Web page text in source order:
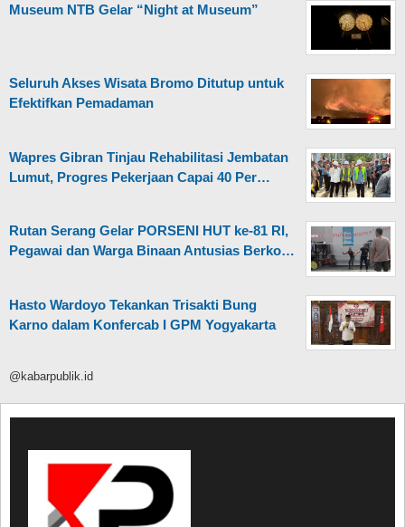
Museum NTB Gelar “Night at Museum”
Seluruh Akses Wisata Bromo Ditutup untuk
Efektifkan Pemadaman
Wapres Gibran Tinjau Rehabilitasi Jembatan
Lumut, Progres Pekerjaan Capai 40 Per…
Rutan Serang Gelar PORSENI HUT ke-81 RI,
Pegawai dan Warga Binaan Antusias Berko…
Hasto Wardoyo Tekankan Trisakti Bung
Karno dalam Konfercab I GPM Yogyakarta
@kabarpublik.id